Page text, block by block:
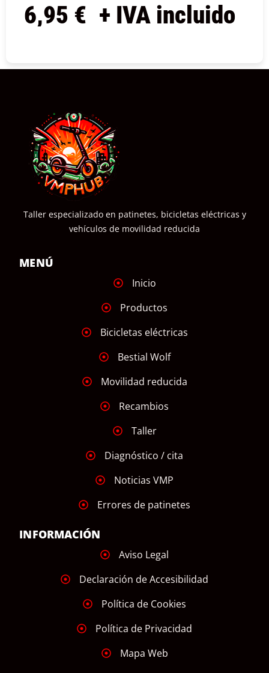
6,95 € + IVA incluido
Taller especializado en patinetes, bicicletas eléctricas y
vehículos de movilidad reducida
MENÚ
Inicio
Productos
Bicicletas eléctricas
Bestial Wolf
Movilidad reducida
Recambios
Taller
Diagnóstico / cita
Noticias VMP
Errores de patinetes
INFORMACIÓN
Aviso Legal
Declaración de Accesibilidad
Política de Cookies
Política de Privacidad
Mapa Web